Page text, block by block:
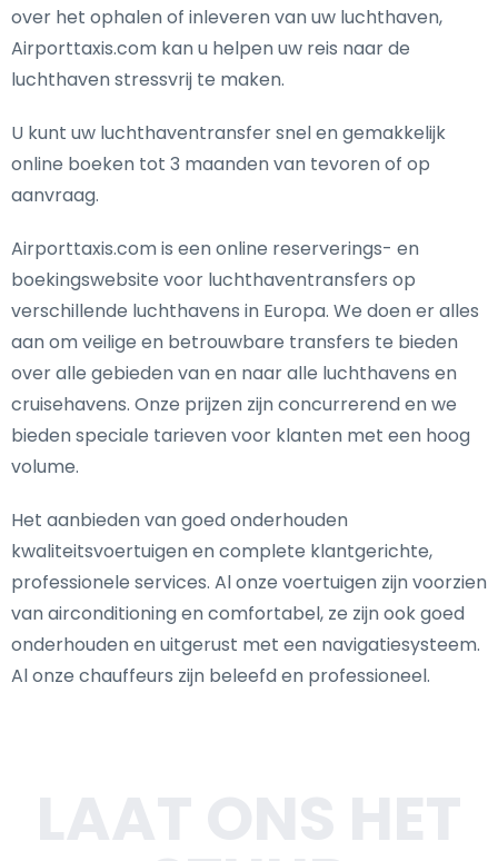
over het ophalen of inleveren van uw luchthaven,
Airporttaxis.com kan u helpen uw reis naar de
luchthaven stressvrij te maken.
U kunt uw luchthaventransfer snel en gemakkelijk
online boeken tot 3 maanden van tevoren of op
aanvraag.
Airporttaxis.com is een online reserverings- en
boekingswebsite voor luchthaventransfers op
verschillende luchthavens in Europa. We doen er alles
aan om veilige en betrouwbare transfers te bieden
over alle gebieden van en naar alle luchthavens en
cruisehavens. Onze prijzen zijn concurrerend en we
bieden speciale tarieven voor klanten met een hoog
volume.
Het aanbieden van goed onderhouden
kwaliteitsvoertuigen en complete klantgerichte,
professionele services. Al onze voertuigen zijn voorzien
van airconditioning en comfortabel, ze zijn ook goed
onderhouden en uitgerust met een navigatiesysteem.
Al onze chauffeurs zijn beleefd en professioneel.